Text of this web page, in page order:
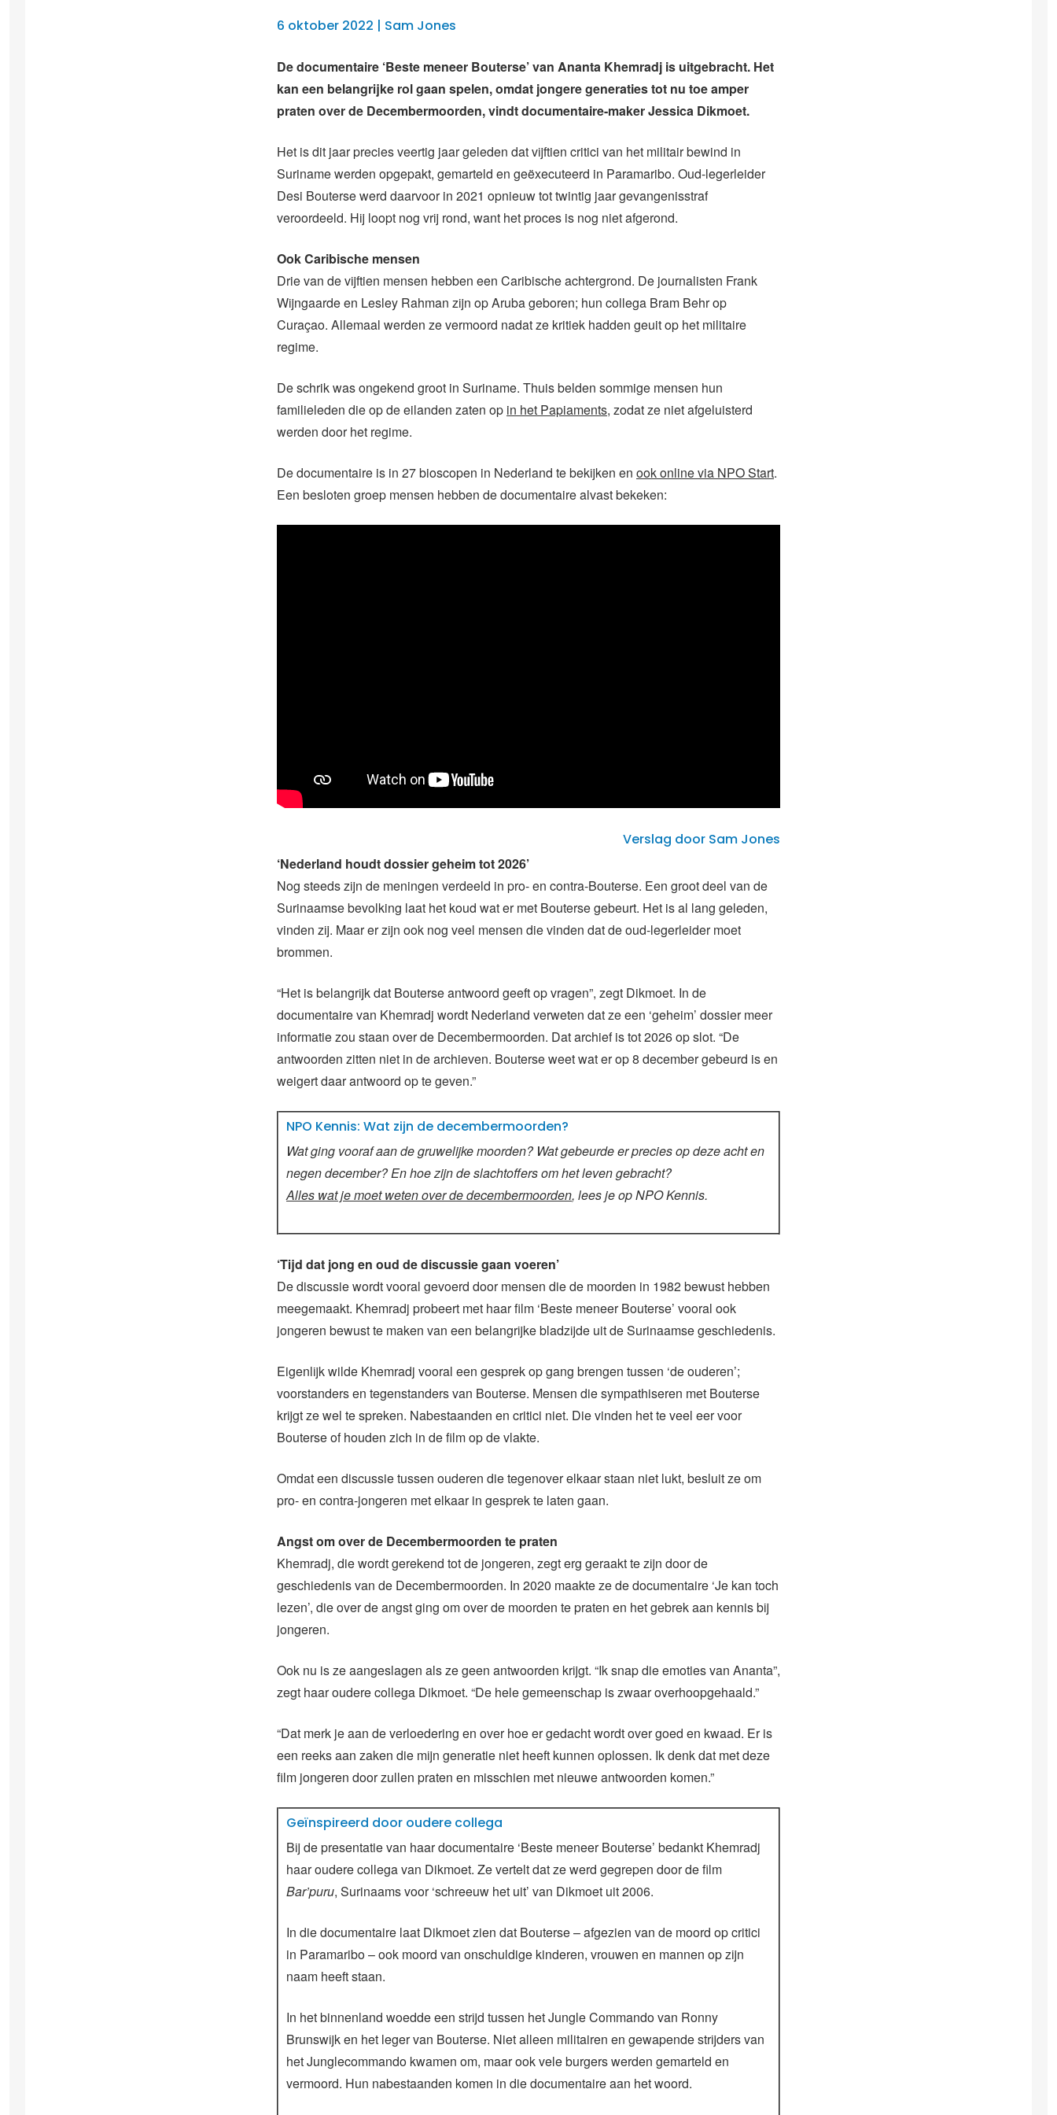
6 oktober 2022 | Sam Jones
De documentaire ‘Beste meneer Bouterse’ van Ananta Khemradj is uitgebracht. Het
kan een belangrijke rol gaan spelen, omdat jongere generaties tot nu toe amper
praten over de Decembermoorden, vindt documentaire-maker Jessica Dikmoet.
Het is dit jaar precies veertig jaar geleden dat vijftien critici van het militair bewind in
Suriname werden opgepakt, gemarteld en geëxecuteerd in Paramaribo. Oud-legerleider
Desi Bouterse werd daarvoor in 2021 opnieuw tot twintig jaar gevangenisstraf
veroordeeld. Hij loopt nog vrij rond, want het proces is nog niet afgerond.
Ook Caribische mensen
Drie van de vijftien mensen hebben een Caribische achtergrond. De journalisten Frank
Wijngaarde en Lesley Rahman zijn op Aruba geboren; hun collega Bram Behr op
Curaçao. Allemaal werden ze vermoord nadat ze kritiek hadden geuit op het militaire
regime.
De schrik was ongekend groot in Suriname. Thuis belden sommige mensen hun
familieleden die op de eilanden zaten op in het Papiaments, zodat ze niet afgeluisterd
werden door het regime.
De documentaire is in 27 bioscopen in Nederland te bekijken en ook online via NPO Start.
Een besloten groep mensen hebben de documentaire alvast bekeken:
Verslag door Sam Jones
‘Nederland houdt dossier geheim tot 2026’
Nog steeds zijn de meningen verdeeld in pro- en contra-Bouterse. Een groot deel van de
Surinaamse bevolking laat het koud wat er met Bouterse gebeurt. Het is al lang geleden,
vinden zij. Maar er zijn ook nog veel mensen die vinden dat de oud-legerleider moet
brommen.
“Het is belangrijk dat Bouterse antwoord geeft op vragen”, zegt Dikmoet. In de
documentaire van Khemradj wordt Nederland verweten dat ze een ‘geheim’ dossier meer
informatie zou staan over de Decembermoorden. Dat archief is tot 2026 op slot. “De
antwoorden zitten niet in de archieven. Bouterse weet wat er op 8 december gebeurd is en
weigert daar antwoord op te geven.”
NPO Kennis: Wat zijn de decembermoorden?
Wat ging vooraf aan de gruwelijke moorden? Wat gebeurde er precies op deze acht en
negen december? En hoe zijn de slachtoffers om het leven gebracht?
Alles wat je moet weten over de decembermoorden, lees je op NPO Kennis.
‘Tijd dat jong en oud de discussie gaan voeren’
De discussie wordt vooral gevoerd door mensen die de moorden in 1982 bewust hebben
meegemaakt. Khemradj probeert met haar film ‘Beste meneer Bouterse’ vooral ook
jongeren bewust te maken van een belangrijke bladzijde uit de Surinaamse geschiedenis.
Eigenlijk wilde Khemradj vooral een gesprek op gang brengen tussen ‘de ouderen’;
voorstanders en tegenstanders van Bouterse. Mensen die sympathiseren met Bouterse
krijgt ze wel te spreken. Nabestaanden en critici niet. Die vinden het te veel eer voor
Bouterse of houden zich in de film op de vlakte.
Omdat een discussie tussen ouderen die tegenover elkaar staan niet lukt, besluit ze om
pro- en contra-jongeren met elkaar in gesprek te laten gaan.
Angst om over de Decembermoorden te praten
Khemradj, die wordt gerekend tot de jongeren, zegt erg geraakt te zijn door de
geschiedenis van de Decembermoorden. In 2020 maakte ze de documentaire ‘Je kan toch
lezen’, die over de angst ging om over de moorden te praten en het gebrek aan kennis bij
jongeren.
Ook nu is ze aangeslagen als ze geen antwoorden krijgt. “Ik snap die emoties van Ananta”,
zegt haar oudere collega Dikmoet. “De hele gemeenschap is zwaar overhoopgehaald.”
“Dat merk je aan de verloedering en over hoe er gedacht wordt over goed en kwaad. Er is
een reeks aan zaken die mijn generatie niet heeft kunnen oplossen. Ik denk dat met deze
film jongeren door zullen praten en misschien met nieuwe antwoorden komen.”
Geïnspireerd door oudere collega
Bij de presentatie van haar documentaire ‘Beste meneer Bouterse’ bedankt Khemradj
haar oudere collega van Dikmoet. Ze vertelt dat ze werd gegrepen door de film
Bar’puru, Surinaams voor ‘schreeuw het uit’ van Dikmoet uit 2006.
In die documentaire laat Dikmoet zien dat Bouterse – afgezien van de moord op critici
in Paramaribo – ook moord van onschuldige kinderen, vrouwen en mannen op zijn
naam heeft staan.
In het binnenland woedde een strijd tussen het Jungle Commando van Ronny
Brunswijk en het leger van Bouterse. Niet alleen militairen en gewapende strijders van
het Junglecommando kwamen om, maar ook vele burgers werden gemarteld en
vermoord. Hun nabestaanden komen in die documentaire aan het woord.